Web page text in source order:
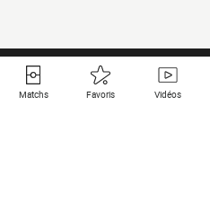
Matchs Favoris Vidéos